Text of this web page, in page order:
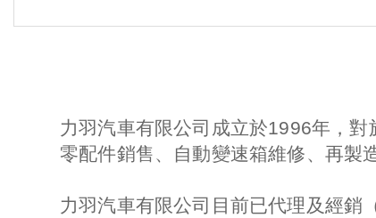
力羽汽車有限公司成立於1996年，對
零配件銷售、自動變速箱維修、再製
力羽汽車有限公司目前已代理及經銷